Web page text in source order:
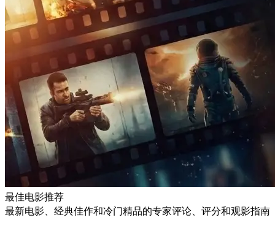
最佳电影推荐
最新电影、经典佳作和冷门精品的专家评论、评分和观影指南